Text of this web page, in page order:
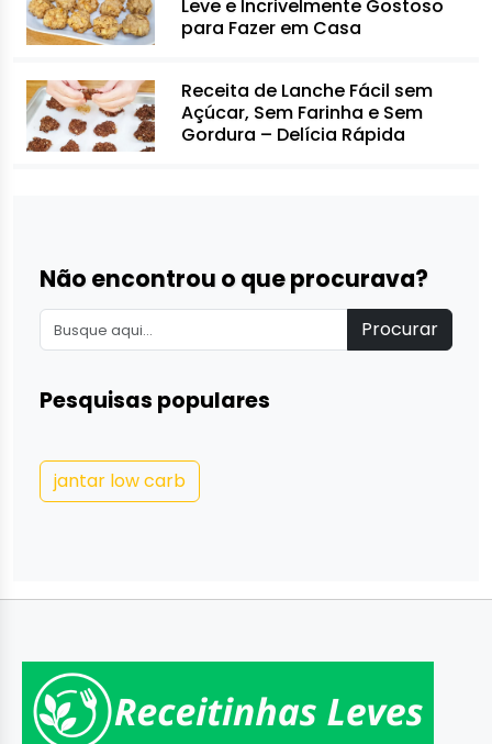
Leve e Incrivelmente Gostoso
para Fazer em Casa
Receita de Lanche Fácil sem
Açúcar, Sem Farinha e Sem
Gordura – Delícia Rápida
Não encontrou o que procurava?
Procurar
Pesquisas populares
jantar low carb